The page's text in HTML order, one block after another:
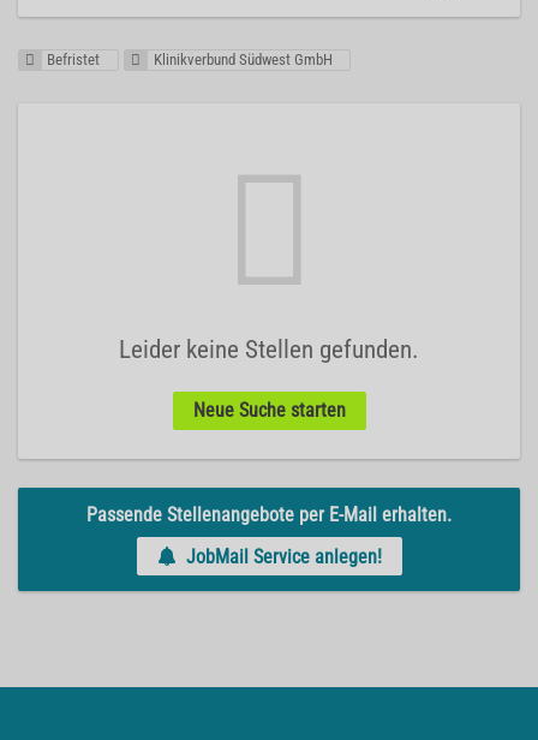
Befristet Klinikverbund Südwest GmbH
Leider keine Stellen gefunden.
Neue Suche starten
Passende Stellenangebote per E-Mail erhalten.
JobMail Service anlegen!